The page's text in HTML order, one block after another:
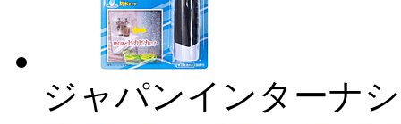
ジャパンインターナ